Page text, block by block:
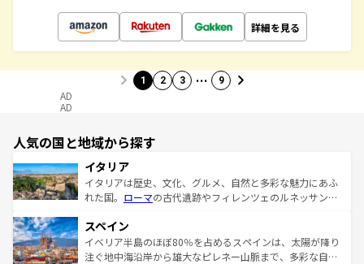
詳細を見る
1 2 3 … 9
AD
AD
人気の国と地域から探す
イタリア
イタリアは歴史、文化、グルメ、自然と多彩な魅力にあふ
れた国。 ローマの古代遺跡やフィレンツェのルネッサンス
ろん、トスカーナの美しい田園風景やアマルフィ海岸の絶
景など、自然景観も見逃せない。観光の合間には、本場の
ピザやパスタなど、絶品のイタリア料理を堪能することも
スペイン
イベリア半島のほぼ80％を占めるスペインは、太陽が降り
注ぐ地中海沿岸から雄大なピレネー山脈まで、多彩な自然